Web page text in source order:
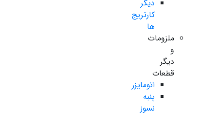
دیگر
کارتریج
ها
ملزومات
و
دیگر
قطعات
اتومایزر
پنبه
نسوز